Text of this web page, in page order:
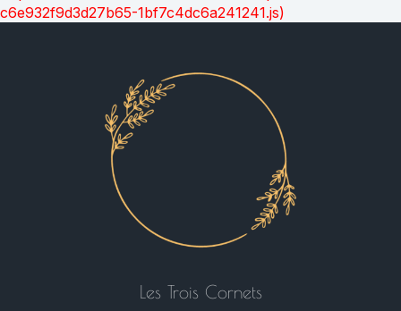
c6e932f9d3d27b65-1bf7c4dc6a241241.js)
Les Trois Cornets